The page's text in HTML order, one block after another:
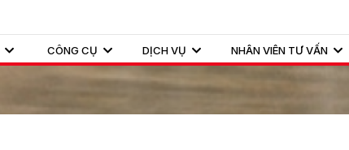
CÔNG CỤ DỊCH VỤ NHÂN VIÊN TƯ VẤN